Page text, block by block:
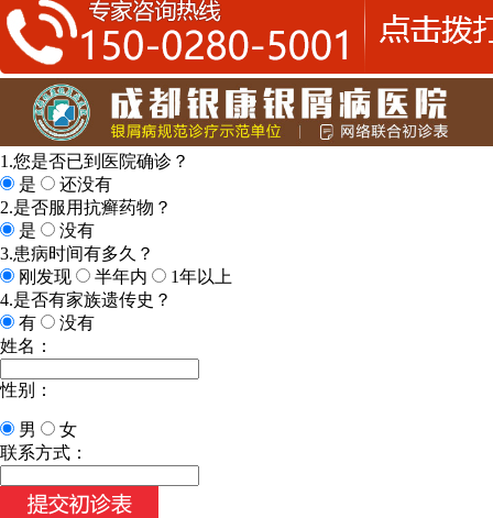
1.您是否已到医院确诊？
是
还没有
2.是否服用抗癣药物？
是
没有
3.患病时间有多久？
刚发现
半年内
1年以上
4.是否有家族遗传史？
有
没有
姓名：
性别：
男
女
联系方式：